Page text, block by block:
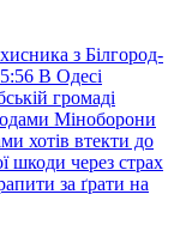
з Білгород-
В Одесі
громаді
Міноборони
хотів втекти до
шкоди через страх
за ґрати на